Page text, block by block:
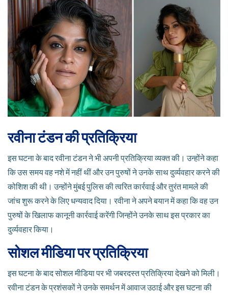
रवीना टंडन की प्रतिक्रिया
इस घटना के बाद रवीना टंडन ने भी अपनी प्रतिक्रिया व्यक्त की। उन्होंने कहा
कि उस समय वह नशे में नहीं थीं और उन पुरुषों ने उनके साथ दुर्व्यवहार करने की
कोशिश की थी। उन्होंने मुंबई पुलिस की त्वरित कार्रवाई और तुरंत मामले की
जांच शुरू करने के लिए धन्यवाद दिया। रवीना ने अपने बयान में कहा कि वह उन
पुरुषों के खिलाफ कानूनी कार्रवाई करेंगी जिन्होंने उनके साथ इस प्रकार का
दुर्व्यवहार किया।
सोशल मीडिया पर प्रतिक्रिया
इस घटना के बाद सोशल मीडिया पर भी जबरदस्त प्रतिक्रिया देखने को मिली।
रवीना टंडन के प्रशंसकों ने उनके समर्थन में आवाज उठाई और इस घटना की